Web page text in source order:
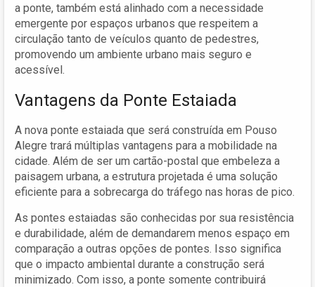
a ponte, também está alinhado com a necessidade
emergente por espaços urbanos que respeitem a
circulação tanto de veículos quanto de pedestres,
promovendo um ambiente urbano mais seguro e
acessível.
Vantagens da Ponte Estaiada
A nova ponte estaiada que será construída em Pouso
Alegre trará múltiplas vantagens para a mobilidade na
cidade. Além de ser um cartão-postal que embeleza a
paisagem urbana, a estrutura projetada é uma solução
eficiente para a sobrecarga do tráfego nas horas de pico.
As pontes estaiadas são conhecidas por sua resistência
e durabilidade, além de demandarem menos espaço em
comparação a outras opções de pontes. Isso significa
que o impacto ambiental durante a construção será
minimizado. Com isso, a ponte somente contribuirá